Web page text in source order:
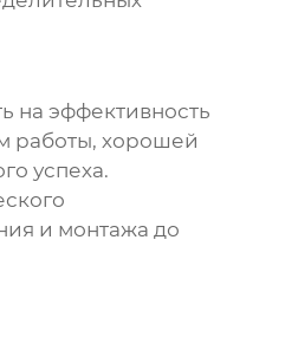
на эффективность
работы, хорошей
успеха.
и монтажа до